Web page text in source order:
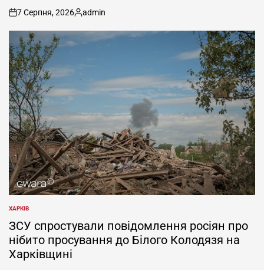
on
7 Серпня, 2026
Опубліковано
admin
ОПУБЛІКУВАТИ
У
ХАРКІВ
ЗСУ спростували повідомлення росіян про
нібито просування до Білого Колодязя на
Харківщині